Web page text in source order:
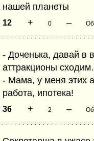
нашей планеты
12 + 0 –
- Доченька, давай в
аттракционы
- Мама, у меня этих
работа, ипотека!
36 + 2 –